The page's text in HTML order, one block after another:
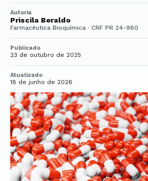
Autoria
Priscila Beraldo
Farmacêutica Bioquímica · CRF PR 24-980
Publicado
23 de outubro de 2025
Atualizado
18 de junho de 2026